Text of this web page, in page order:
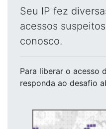
Seu IP fez
acessos
conosco.
Para liberar o acesso
responda ao desafio